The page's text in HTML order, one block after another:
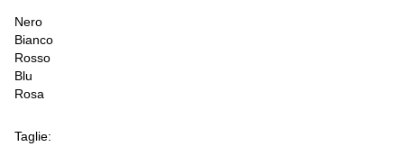
Nero
Bianco
Rosso
Blu
Rosa
Taglie: